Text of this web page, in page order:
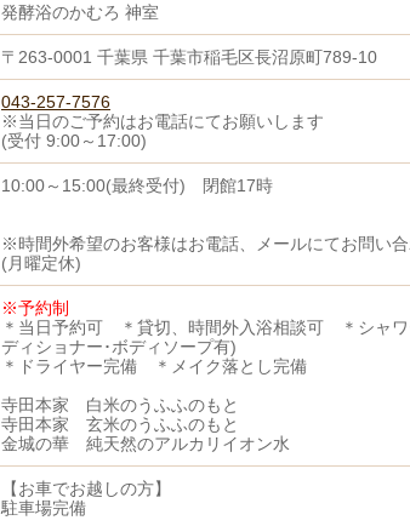
発酵浴のかむろ 神室
〒263-0001 千葉県 千葉市稲毛区長沼原町789-10
043-257-7576
※当日のご予約はお電話にてお願いします
(受付 9:00～17:00)
10:00～15:00(最終受付) 閉館17時
※時間外希望のお客様はお電話、メールにてお問い
(月曜定休)
※予約制
＊当日予約可 ＊貸切、時間外入浴相談可 ＊シャワ
ディショナー･ボディソープ有)
＊ドライヤー完備 ＊メイク落とし完備
寺田本家 白米のうふふのもと
寺田本家 玄米のうふふのもと
金城の華 純天然のアルカリイオン水
【お車でお越しの方】
駐車場完備